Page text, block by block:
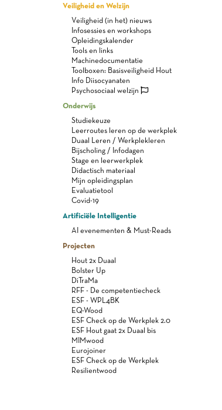
Veiligheid en Welzijn
Veiligheid (in het) nieuws
Infosessies en workshops
Opleidingskalender
Tools en links
Machinedocumentatie
Toolboxen: Basisveiligheid Hout
Info Diisocyanaten
Psychosociaal welzijn
Onderwijs
Studiekeuze
Leerroutes leren op de werkplek
Duaal Leren / Werkplekleren
Bijscholing / Infodagen
Stage en leerwerkplek
Didactisch materiaal
Mijn opleidingsplan
Evaluatietool
Covid-19
Artificiële Intelligentie
AI evenementen & Must-Reads
Projecten
Hout 2x Duaal
Bolster Up
DiTraMa
RFF - De competentiecheck
ESF - WPL4BK
EQ-Wood
ESF Check op de Werkplek 2.0
ESF Hout gaat 2x Duaal bis
MIMwood
Eurojoiner
ESF Check op de Werkplek
Resilientwood